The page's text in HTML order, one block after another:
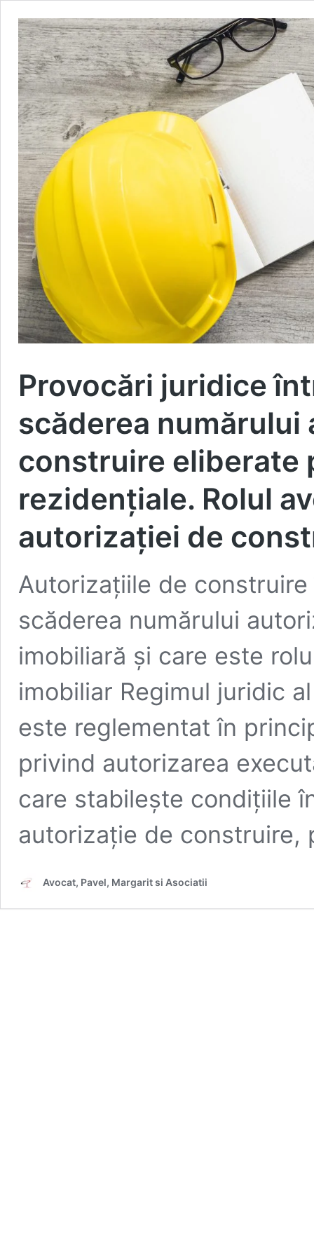
Provocări juridice
scăderea
construire eliberate
rezidențiale. Rolul
autorizației de
Autorizațiile de
scăderea numărului
imobiliară și care este
imobiliar Regimul juridic
este reglementat în
privind autorizarea
care stabilește condițiile
autorizație de
Avocat, Pavel, Margarit si Asociatii